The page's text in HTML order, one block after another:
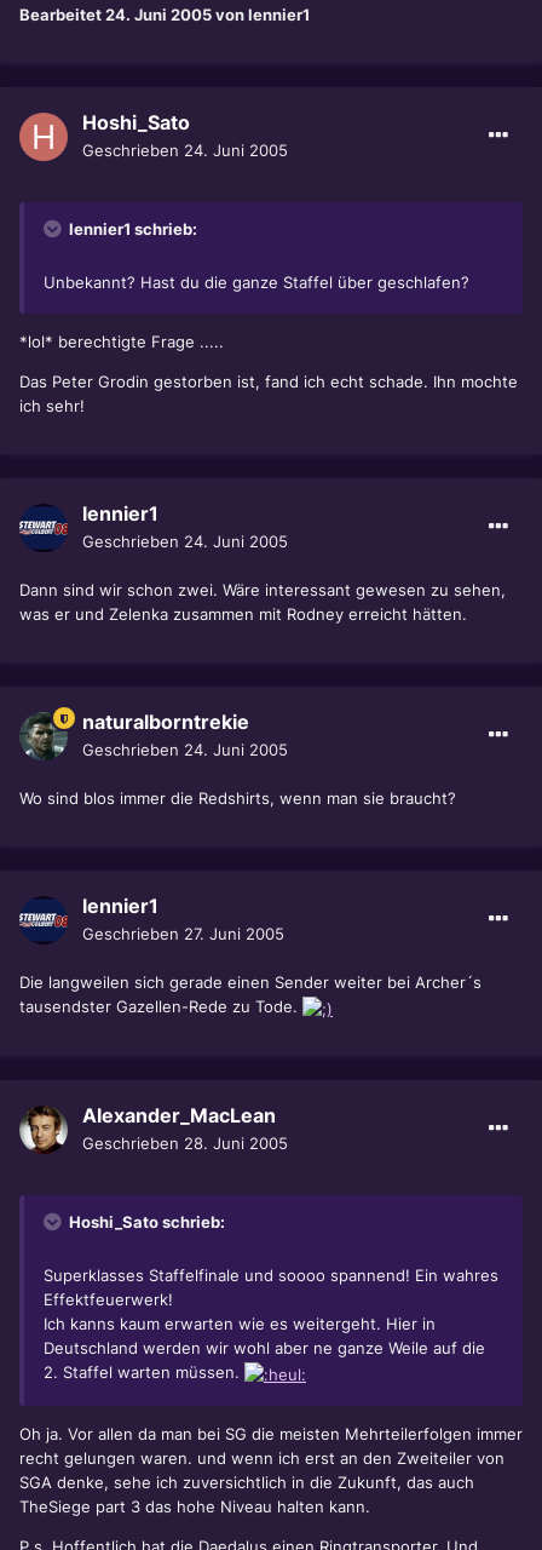
Bearbeitet24. Juni 2005von lennier1
Hoshi_Sato
Geschrieben 24. Juni 2005
lennier1 schrieb:
Unbekannt? Hast du die ganze Staffel über geschlafen?
*lol* berechtigte Frage .....
Das Peter Grodin gestorben ist, fand ich echt schade. Ihn mochte
ich sehr!
lennier1
Geschrieben 24. Juni 2005
Dann sind wir schon zwei. Wäre interessant gewesen zu sehen,
was er und Zelenka zusammen mit Rodney erreicht hätten.
naturalborntrekie
Geschrieben 24. Juni 2005
Wo sind blos immer die Redshirts, wenn man sie braucht?
lennier1
Geschrieben 27. Juni 2005
Die langweilen sich gerade einen Sender weiter bei Archer´s
tausendster Gazellen-Rede zu Tode.
Alexander_MacLean
Geschrieben 28. Juni 2005
Hoshi_Sato schrieb:
Superklasses Staffelfinale und soooo spannend! Ein wahres
Effektfeuerwerk!
Ich kanns kaum erwarten wie es weitergeht. Hier in
Deutschland werden wir wohl aber ne ganze Weile auf die
2. Staffel warten müssen.
Oh ja. Vor allen da man bei SG die meisten Mehrteilerfolgen immer
recht gelungen waren. und wenn ich erst an den Zweiteiler von
SGA denke, sehe ich zuversichtlich in die Zukunft, das auch
TheSiege part 3 das hohe Niveau halten kann.